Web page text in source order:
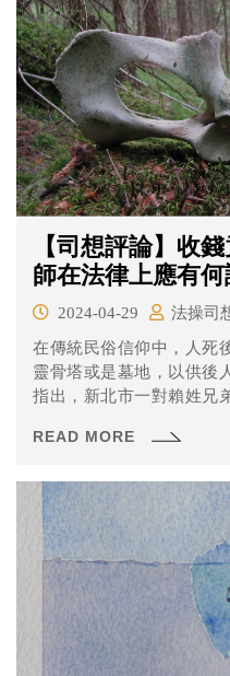
【司想評論】收
師在法律上應有何
2024-04-29
法操司
在傳統民俗信仰中，人死
靈骨塔或是墓地，以供後
指出，新北市一對賴姓兄
事情沒辦妥，竟帶著骨骸
司拆除東暖新村廢棄宿舍
絲剝繭，找回賴婦遺骨，
READ MORE